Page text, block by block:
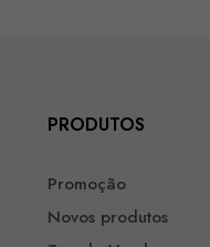
PRODUTOS
Promoção
Novos produtos